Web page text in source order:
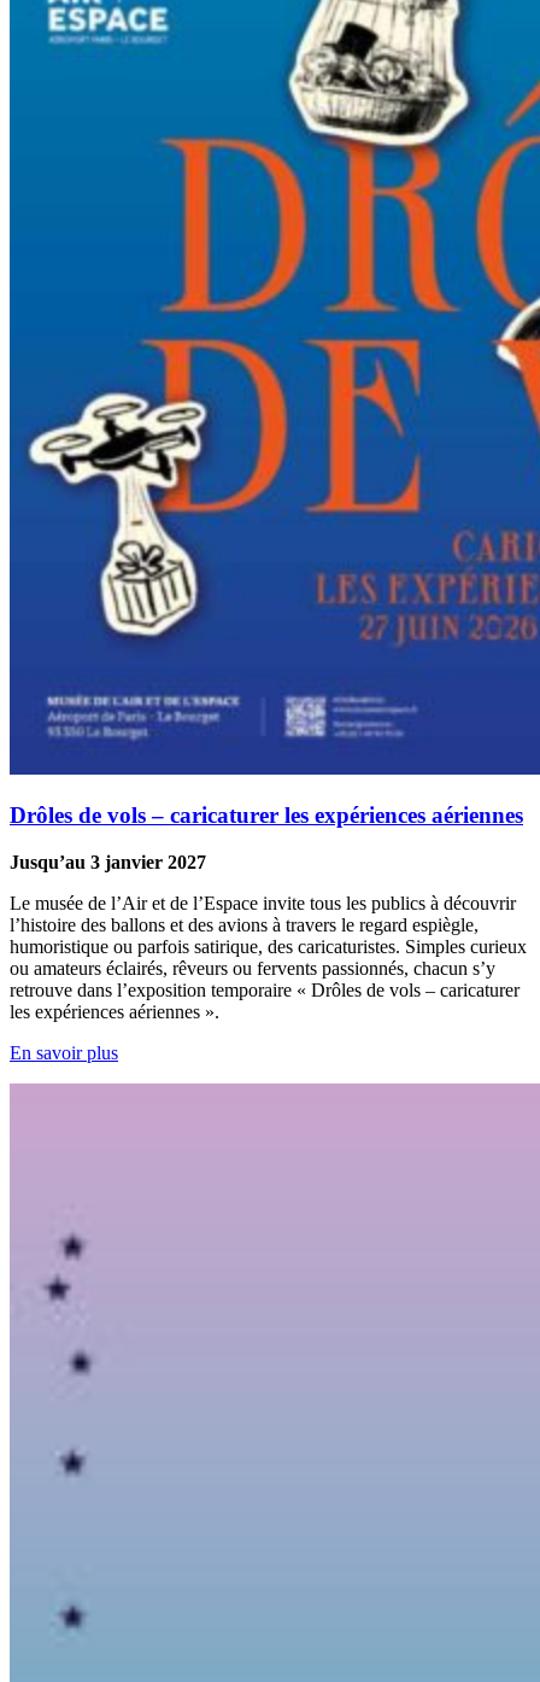
Drôles de vols – caricaturer les expériences aériennes
Jusqu’au 3 janvier 2027
Le musée de l’Air et de l’Espace invite tous les publics à découvrir
l’histoire des ballons et des avions à travers le regard espiègle,
humoristique ou parfois satirique, des caricaturistes. Simples curieux
ou amateurs éclairés, rêveurs ou fervents passionnés, chacun s’y
retrouve dans l’exposition temporaire « Drôles de vols – caricaturer
les expériences aériennes ».
En savoir plus